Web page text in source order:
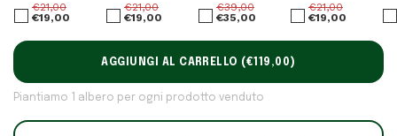
€21,00
€19,00
€21,00
€19,00
€39,00
€35,00
€21,00
€19,00
AGGIUNGI AL CARRELLO (€119,00 )
Piantiamo 1 albero per ogni prodotto venduto